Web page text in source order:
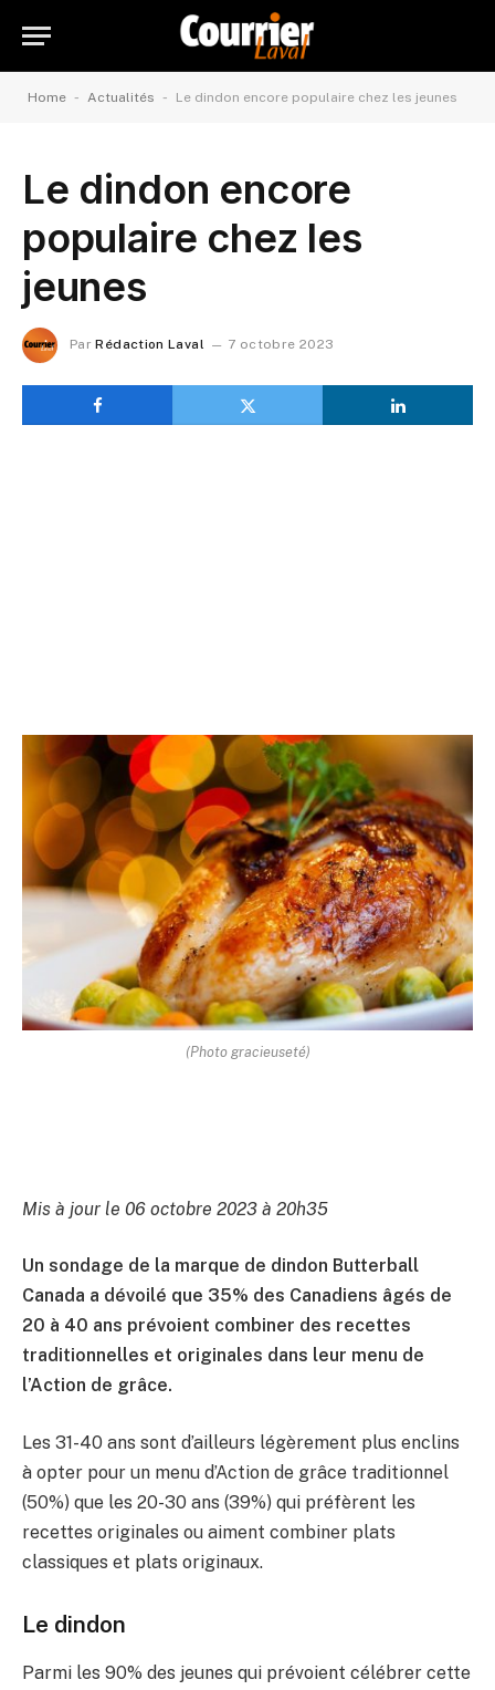
Home - Actualités - Le dindon encore populaire chez les jeunes
Le dindon encore
populaire chez les
jeunes
Par Rédaction Laval 7 octobre 2023
(Photo gracieuseté)
Mis à jour le 06 octobre 2023 à 20h35
Un sondage de la marque de dindon Butterball
Canada a dévoilé que 35% des Canadiens âgés de
20 à 40 ans prévoient combiner des recettes
traditionnelles et originales dans leur menu de
l’Action de grâce.
Les 31-40 ans sont d’ailleurs légèrement plus enclins
à opter pour un menu d’Action de grâce traditionnel
(50%) que les 20-30 ans (39%) qui préfèrent les
recettes originales ou aiment combiner plats
classiques et plats originaux.
Le dindon
Parmi les 90% des jeunes qui prévoient célébrer cette